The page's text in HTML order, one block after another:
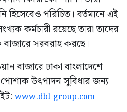
হিসেবেও পরিচিত। বর্তমানে এই
কর্মচারী রয়েছে তারা তাদের
সরবরাহ করছে।
বাজারে ঢাকা বাংলাদেশে
পোশাক উৎপাদন সুবিধার জন্য
www.dbl-group.com